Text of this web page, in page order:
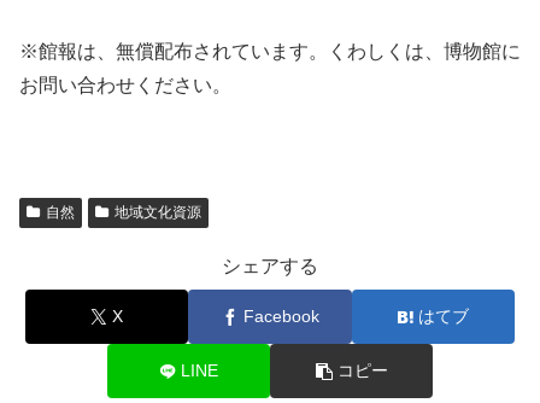
※館報は、無償配布されています。くわしくは、博物館に
お問い合わせください。
自然 地域文化資源
シェアする
X Facebook はてブ
LINE コピー